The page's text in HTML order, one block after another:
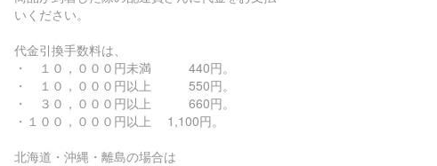
いください。
代金引換手数料は、
・ １０，０００円未満 440円。
・ １０，０００円以上 550円。
・ ３０，０００円以上 660円。
・１００，０００円以上 1,100円。
北海道・沖縄・離島の場合は